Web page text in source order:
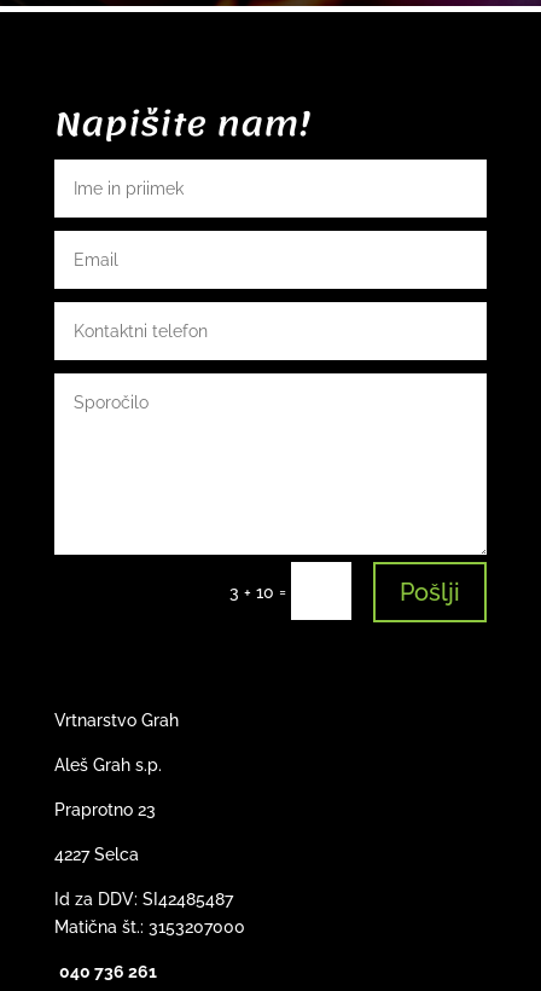
Napišite nam!
3 + 10 = Pošlji
Vrtnarstvo Grah
Aleš Grah s.p.
Praprotno 23
4227 Selca
Id za DDV: SI42485487
Matična št.: 3153207000
040 736 261